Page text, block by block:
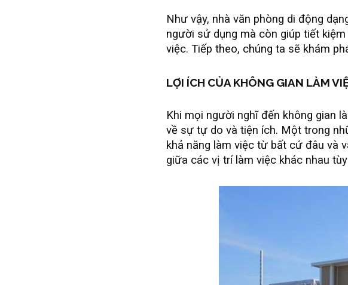
Như vậy, nhà văn phòng di động
người sử dụng mà còn giúp tiết
việc. Tiếp theo, chúng ta sẽ khám
LỢI ÍCH CỦA KHÔNG GIAN LÀM
Khi mọi người nghĩ đến không gian
về sự tự do và tiện ích. Một trong
khả năng làm việc từ bất cứ đâu và
giữa các vị trí làm việc khác nhau